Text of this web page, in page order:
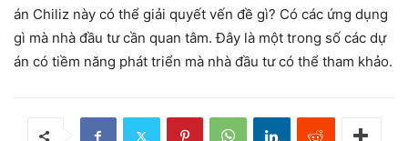
án Chiliz này có thể giải quyết vến đề gì? Có các ứng dụng
gì mà nhà đầu tư cần quan tâm. Đây là một trong số các dự
án có tiềm năng phát triển mà nhà đầu tư có thể tham khảo.